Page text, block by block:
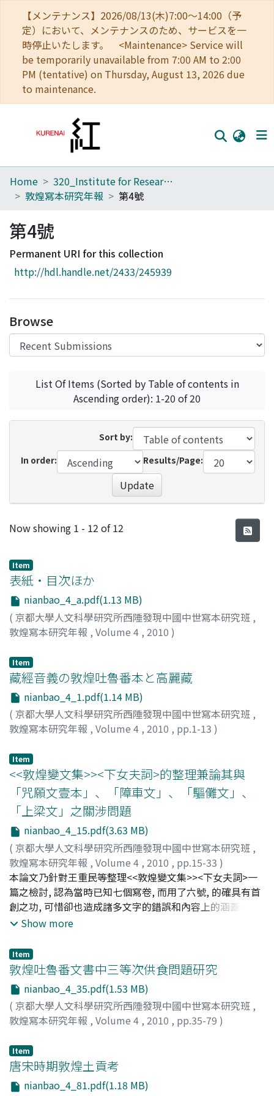
【メンテナンス】2026/08/13(木)7:00～14:00（予
定）において、メンテナンスのため、サービスを一
時停止いたします。 <Maintenance> Service will
be temporarily unavailable from 7:00 AM to 2:00
PM (tentative) on Thursday, August 13, 2026 due
to maintenance.
Home
Browse
Download Ranking
Access Statistics
Home
320_Institute for Research in Humanities
敦煌寫本研究年報
第4號
第4號
Permanent URI for this collection
http://hdl.handle.net/2433/245939
Browse
List Of Items (Sorted by Table of contents in
Ascending order): 1-20 of 20
Sort by:
In order:
Results/Page:
Update
Recent Submissions
Now showing 1 - 12 of 12
Item
表紙・目次ほか
nianbao_4_a.pdf(1.13 MB)
( 京都大學人文科學研究所西陲發現中國中世寫本研究班 ,
敦煌寫本研究年報 , Volume 4 , 2010 )
Item
藏經音義の敦煌吐魯番本と高麗藏
nianbao_4_1.pdf(1.14 MB)
( 京都大學人文科學研究所西陲發現中國中世寫本研究班 ,
敦煌寫本研究年報 , Volume 4 , 2010 , pp.1-13 )
Item
<<敦煌變文集>><下女夫詞>的整理兼論其與
「咒願文壹本」、「障車文」、「驅儺文」、
「上梁文」之關涉問題
nianbao_4_15.pdf(3.63 MB)
( 京都大學人文科學研究所西陲發現中國中世寫本研究班 ,
敦煌寫本研究年報 , Volume 4 , 2010 , pp.15-33 )
王, 三慶;Wang, Sanqing
本論文乃針對王重民等整理<<敦煌變文集>><下女夫詞>一
篇之檢討, 認為當時已知七個寫卷, 而用了六號, 的確具有首
創之功, 可惜卻也造成諸多文字的錯誤和內容上的涵蓋面不
夠周全。如今, 由於敦煌文獻的大量刊行, 除了可以看到未盡
S.3277-1、Dh3860、Dh3885A、Dh11049、Dh2654、
S.9502V+S.9501+S.11419+S.13002RV、
Dh3135+Dh3138、Dh12833RV 等未曾利用過的寫本, 不但
可以校補該文的不少錯誤外, 更將<下女夫詞>的內容分成
「下女婿」主要部分, 以及路經「大門、中門、堆、堂基、
逢璅、至堂門」和「論開撒帳合詩、去童男童女、去行座障
頭、繫指頭、繫去離心人去情詩、下簾」等三個階段組合的
婚禮節目。這些都是婚禮中帶有戲樂取笑的成份, 因與古禮
不合, 以致於才有建中元年(780)唐紹的上表和顏真卿的奏
Show more
Item
敦煌吐魯番文書中三等次供食問題研究
nianbao_4_35.pdf(1.53 MB)
( 京都大學人文科學研究所西陲發現中國中世寫本研究班 ,
敦煌寫本研究年報 , Volume 4 , 2010 , pp.35-79 )
Item
唐宋時期敦煌土貢考
nianbao_4_81.pdf(1.18 MB)